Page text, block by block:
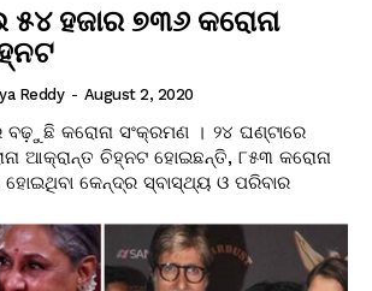
ହଜାର ୭୩୬ କରୋନା
Reddy - August 2, 2020
କରୋନା ସଂକ୍ରମଣ । ୨୪ ଘଣ୍ଟାରେ
ଆକ୍ରାନ୍ତ ଚିହ୍ନଟ ହୋଇଛନ୍ତି, ୮୫୩ କରୋନା
କେନ୍ଦ୍ର ସ୍ବାସ୍ଥ୍ୟ ଓ ପରିବାର